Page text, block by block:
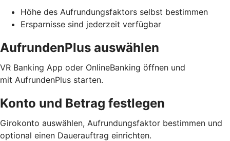
Höhe des Aufrundungsfaktors selbst bestimmen
Ersparnisse sind jederzeit verfügbar
AufrundenPlus auswählen
VR Banking App oder OnlineBanking öffnen und
mit AufrundenPlus starten.
Konto und Betrag festlegen
Girokonto auswählen, Aufrundungsfaktor bestimmen und
optional einen Dauerauftrag einrichten.